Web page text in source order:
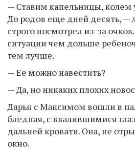
— Ставим капельницы, колем
До родов еще дней десять, —
строго посмотрел из-за
ситуации чем дольше
тем лучше.
— Ее можно навестить?
— Да, но никаких плохих
Дарья с Максимом вошли в
бледная, с ввалившимися
дальней кровати. Она, не
окно.